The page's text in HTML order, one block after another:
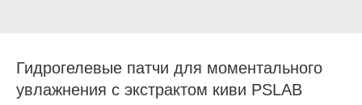
Гидрогелевые патчи для моментального
увлажнения с экстрактом киви PSLAB